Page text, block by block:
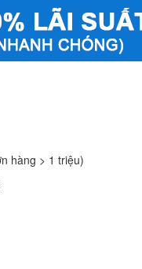
hàng > 1 triệu)